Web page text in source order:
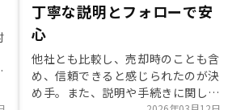
丁寧な説明とフォローで安
心
他社とも比較し、売却時のことも含
め、信頼できると感じられたのが決
め手。また、説明や手続きに関して